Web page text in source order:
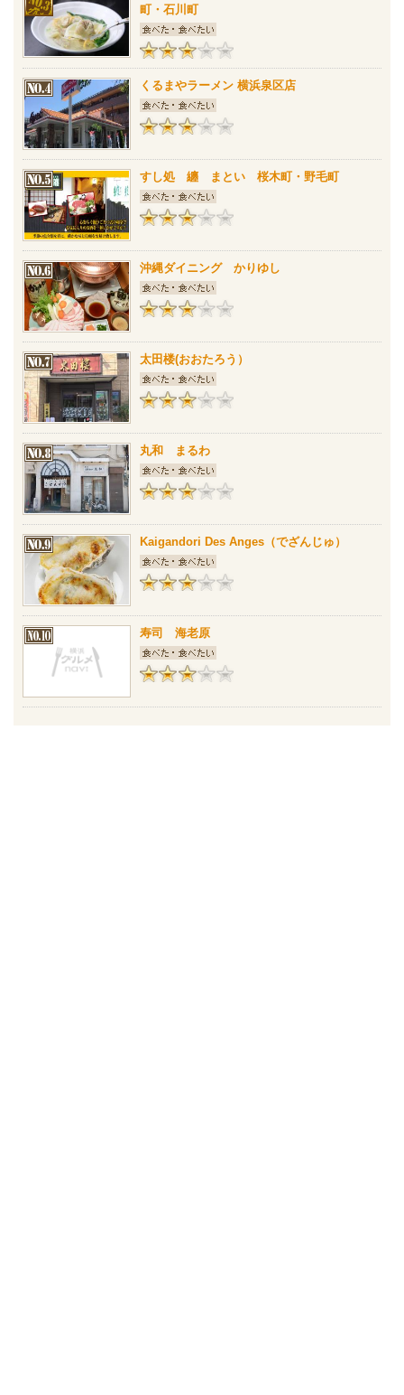
町・石川町
くるまやラーメン 横浜泉区店
すし処 纏 まとい 桜木町・野毛町
沖縄ダイニング かりゆし
太田楼(おおたろう）
丸和 まるわ
Kaigandori Des Anges（でざんじゅ）
寿司 海老原